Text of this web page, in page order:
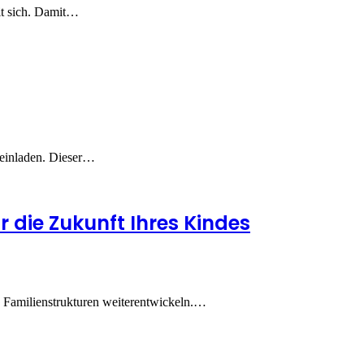
sich. Damit…
Dieser…
Zukunft Ihres Kindes
Familienstrukturen weiterentwickeln.…